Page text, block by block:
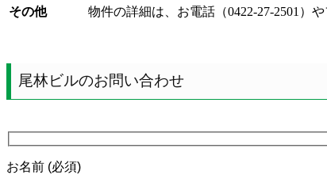
その他
物件の詳細は、お電話（0422-27-2501）
尾林ビルのお問い合わせ
お名前 (必須)